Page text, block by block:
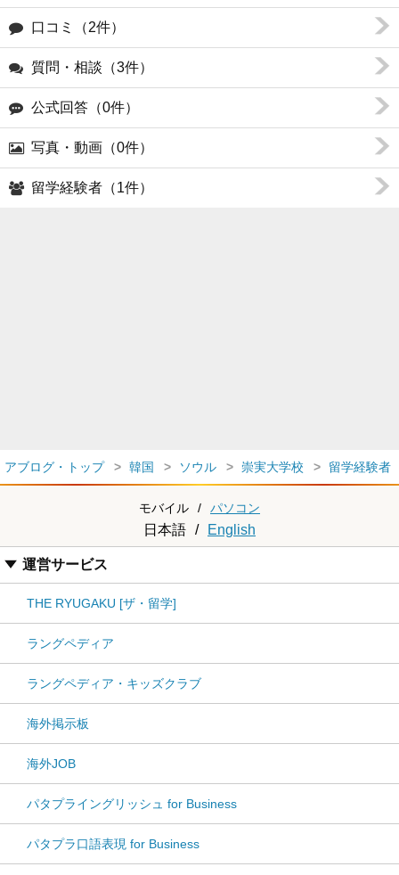
口コミ（2件）
質問・相談（3件）
公式回答（0件）
写真・動画（0件）
留学経験者（1件）
アブログ・トップ 韓国 ソウル 崇実大学校 留学経験者
モバイル / パソコン
日本語 / English
運営サービス
THE RYUGAKU [ザ・留学]
ラングペディア
ラングペディア・キッズクラブ
海外掲示板
海外JOB
パタプライングリッシュ for Business
パタプラ口語表現 for Business